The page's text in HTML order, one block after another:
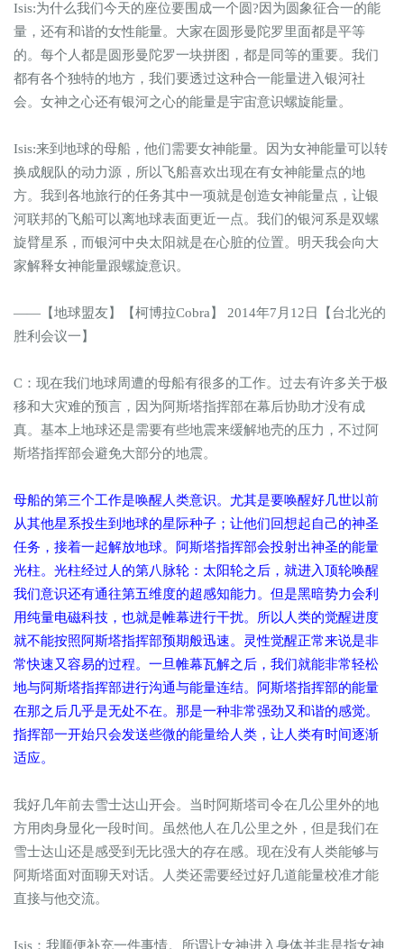
Isis:为什么我们今天的座位要围成一个圆?因为圆象征合一的能
量，还有和谐的女性能量。大家在圆形曼陀罗里面都是平等
的。每个人都是圆形曼陀罗一块拼图，都是同等的重要。我们
都有各个独特的地方，我们要透过这种合一能量进入银河社
会。女神之心还有银河之心的能量是宇宙意识螺旋能量。
Isis:来到地球的母船，他们需要女神能量。因为女神能量可以转
换成舰队的动力源，所以飞船喜欢出现在有女神能量点的地
方。我到各地旅行的任务其中一项就是创造女神能量点，让银
河联邦的飞船可以离地球表面更近一点。我们的银河系是双螺
旋臂星系，而银河中央太阳就是在心脏的位置。明天我会向大
家解释女神能量跟螺旋意识。
——【地球盟友】【柯博拉Cobra】 2014年7月12日【台北光的
胜利会议一】
C：现在我们地球周遭的母船有很多的工作。过去有许多关于极
移和大灾难的预言，因为阿斯塔指挥部在幕后协助才没有成
真。基本上地球还是需要有些地震来缓解地壳的压力，不过阿
斯塔指挥部会避免大部分的地震。
母船的第三个工作是唤醒人类意识。尤其是要唤醒好几世以前
从其他星系投生到地球的星际种子；让他们回想起自己的神圣
任务，接着一起解放地球。阿斯塔指挥部会投射出神圣的能量
光柱。光柱经过人的第八脉轮：太阳轮之后，就进入顶轮唤醒
我们意识还有通往第五维度的超感知能力。但是黑暗势力会利
用纯量电磁科技，也就是帷幕进行干扰。所以人类的觉醒进度
就不能按照阿斯塔指挥部预期般迅速。灵性觉醒正常来说是非
常快速又容易的过程。一旦帷幕瓦解之后，我们就能非常轻松
地与阿斯塔指挥部进行沟通与能量连结。阿斯塔指挥部的能量
在那之后几乎是无处不在。那是一种非常强劲又和谐的感觉。
指挥部一开始只会发送些微的能量给人类，让人类有时间逐渐
适应。
我好几年前去雪士达山开会。当时阿斯塔司令在几公里外的地
方用肉身显化一段时间。虽然他人在几公里之外，但是我们在
雪士达山还是感受到无比强大的存在感。现在没有人类能够与
阿斯塔面对面聊天对话。人类还需要经过好几道能量校准才能
直接与他交流。
Isis：我顺便补充一件事情。所谓让女神进入身体并非是指女神